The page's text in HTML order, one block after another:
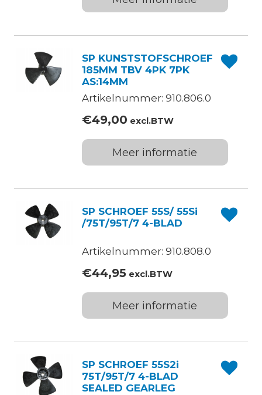
SP KUNSTSTOFSCHROEF
185MM TBV 4PK 7PK
AS:14MM
Artikelnummer: 910.806.0
€49,00 excl.BTW
Meer informatie
SP SCHROEF 55S/ 55Si
/75T/95T/7 4-BLAD
Artikelnummer: 910.808.0
€44,95excl.BTW
Meer informatie
SP SCHROEF 55S2i
75T/95T/7 4-BLAD
SEALED GEARLEG